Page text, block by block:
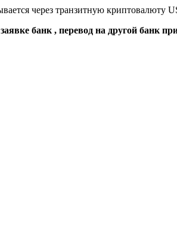
через транзитную криптовалюту
банк , перевод на другой банк